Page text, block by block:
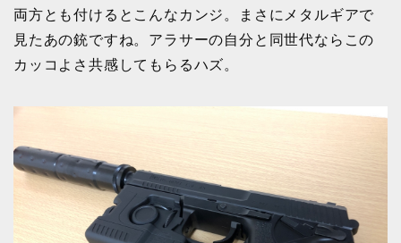
両方とも付けるとこんなカンジ。まさにメタルギアで
見たあの銃ですね。アラサーの自分と同世代ならこの
カッコよさ共感してもらるハズ。